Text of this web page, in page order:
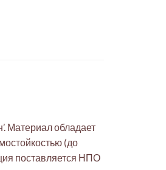
Материал обладает
(до
поставляется НПО